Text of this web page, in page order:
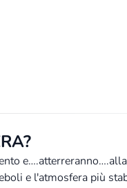
e l'atmosfera più